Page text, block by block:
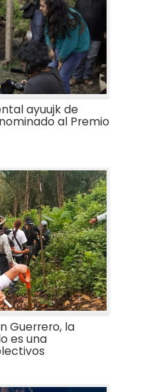
ayuujk de
al Premio
Guerrero, la
es una